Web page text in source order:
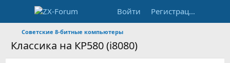
Войти Регистрация
Советские 8-битные компьютеры
Классика на КР580 (i8080)